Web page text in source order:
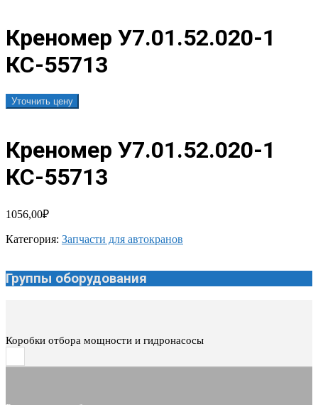
Креномер У7.01.52.020-1
КС-55713
Уточнить цену
Креномер У7.01.52.020-1
КС-55713
1056,00₽
Категория: Запчасти для автокранов
Группы оборудования
Коробки отбора мощности и гидронасосы